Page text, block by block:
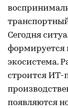
Сегодня
формируется
экосистема.
строится ИТ-
появляются